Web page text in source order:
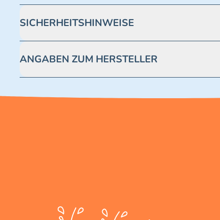
SICHERHEITSHINWEISE
ANGABEN ZUM HERSTELLER